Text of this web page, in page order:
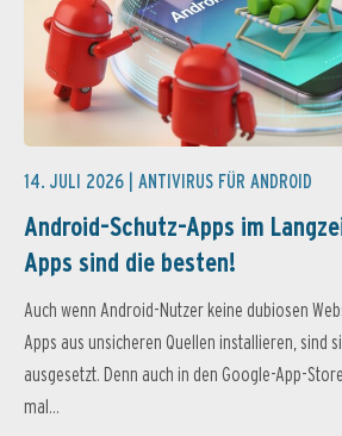
14. JULI 2026 | ANTIVIRUS FÜR ANDROID
Android-Schutz-Apps im
Apps sind die besten!
Auch wenn Android-Nutzer keine dubiosen
Apps aus unsicheren Quellen installieren, sind
ausgesetzt. Denn auch in den Google-App-
mal...